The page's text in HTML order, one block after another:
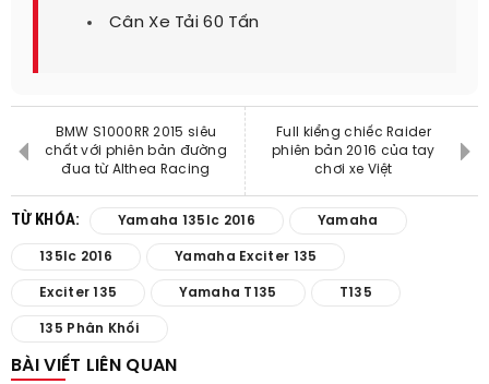
Cân Xe Tải 60 Tấn
BMW S1000RR 2015 siêu
chất với phiên bản đường
đua từ Althea Racing
Full kiểng chiếc Raider
phiên bản 2016 của tay
chơi xe Việt
TỪ KHÓA: Yamaha 135lc 2016 Yamaha
135lc 2016 Yamaha Exciter 135
Exciter 135 Yamaha T135 T135
135 Phân Khối
BÀI VIẾT LIÊN QUAN